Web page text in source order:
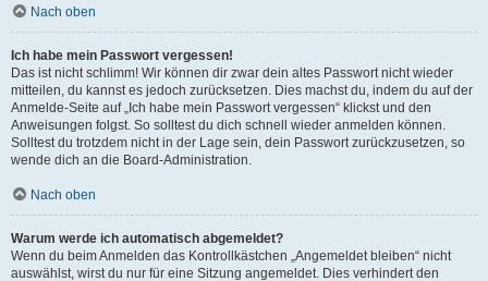
Nach oben
Ich habe mein Passwort vergessen!
Das ist nicht schlimm! Wir können dir zwar dein altes Passwort nicht wieder
mitteilen, du kannst es jedoch zurücksetzen. Dies machst du, indem du auf der
Anmelde-Seite auf „Ich habe mein Passwort vergessen“ klickst und den
Anweisungen folgst. So solltest du dich schnell wieder anmelden können.
Solltest du trotzdem nicht in der Lage sein, dein Passwort zurückzusetzen, so
wende dich an die Board-Administration.
Nach oben
Warum werde ich automatisch abgemeldet?
Wenn du beim Anmelden das Kontrollkästchen „Angemeldet bleiben“ nicht
auswählst, wirst du nur für eine Sitzung angemeldet. Dies verhindert den